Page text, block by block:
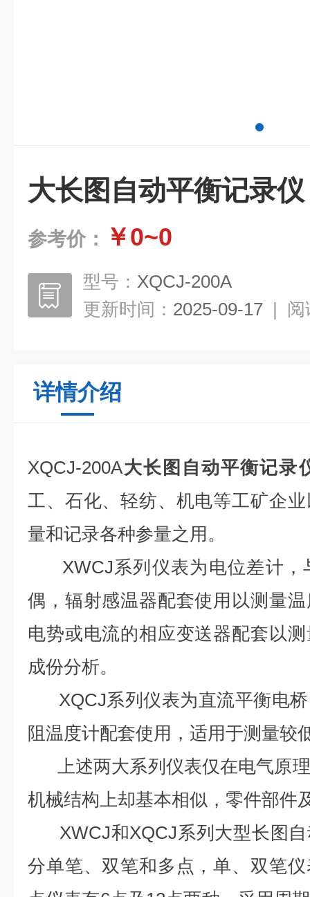
大长图自动平衡记录仪
参考价： ￥0~0
型号： XQCJ-200A
更新时间： 2025-09-17 | 阅
详情介绍
XQCJ-200A大长图自动平衡记录
工、石化、轻纺、机电等工矿企
量和记录各种参量之用。
XWCJ系列仪表为电位差计，
偶，辐射感温器配套使用以测量
电势或电流的相应变送器配套以
成份分析。
XQCJ系列仪表为直流平衡电桥
阻温度计配套使用，适用于测量较
上述两大系列仪表仅在电气原
机械结构上却基本相似，零件部件
XWCJ和XQCJ系列大型长图自
分单笔、双笔和多点，单、双笔